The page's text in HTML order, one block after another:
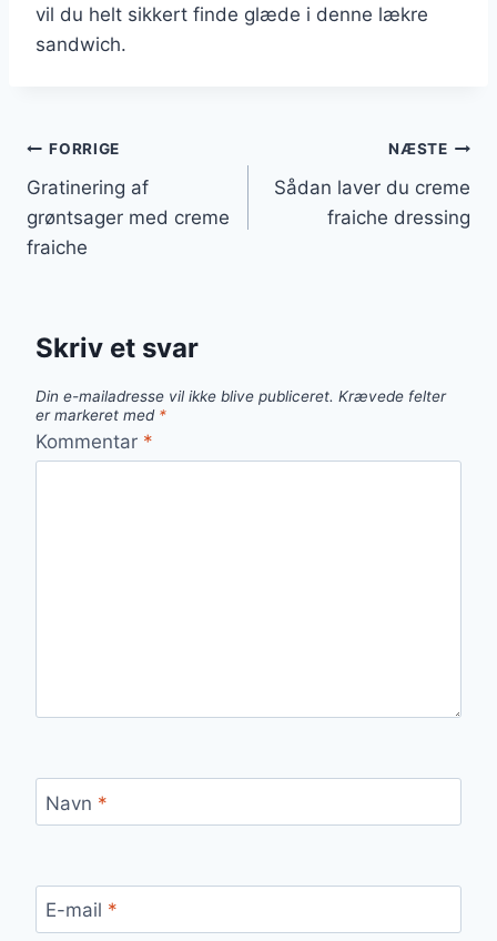
vil du helt sikkert finde glæde i denne lækre
sandwich.
Indlægsnavigation
FORRIGE
Gratinering af
grøntsager med creme
fraiche
NÆSTE
Sådan laver du creme
fraiche dressing
Skriv et svar
Din e-mailadresse vil ikke blive publiceret. Krævede felter
er markeret med *
Kommentar *
Navn *
E-mail *